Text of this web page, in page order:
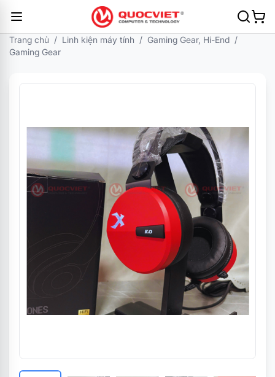
Trang chủ / Linh kiện máy tính / Gaming Gear, Hi-End /
Gaming Gear